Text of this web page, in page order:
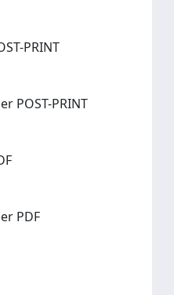
PRINT
POST-PRINT
PDF